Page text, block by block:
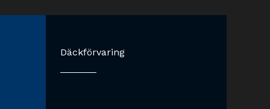
Däckförvaring